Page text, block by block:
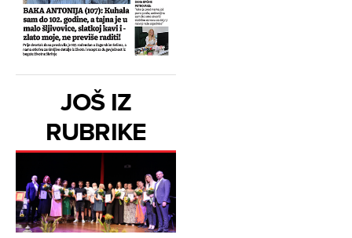
JOŠ IZ
RUBRIKE